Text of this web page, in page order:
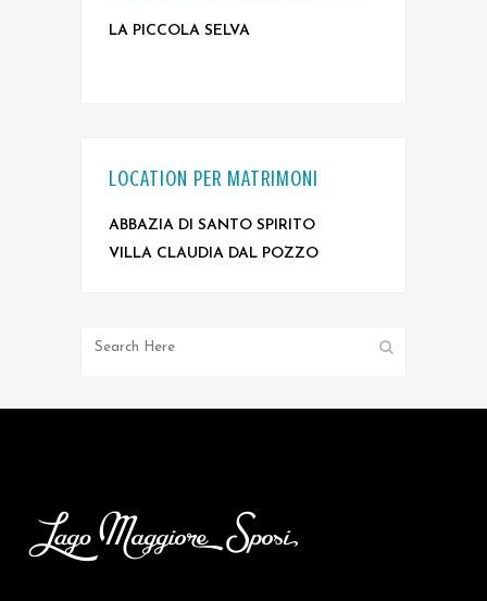
LA PICCOLA SELVA
LOCATION PER MATRIMONI
ABBAZIA DI SANTO SPIRITO
VILLA CLAUDIA DAL POZZO